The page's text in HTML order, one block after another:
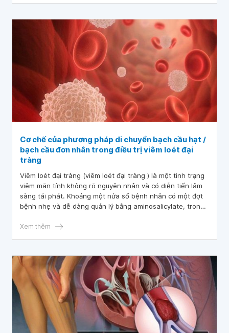
Cơ chế của phương pháp di chuyển bạch cầu hạt /
bạch cầu đơn nhân trong điều trị viêm loét đại
tràng
Viêm loét đại tràng (viêm loét đại tràng ) là một tình trạng
viêm mãn tính không rõ nguyên nhân và có diễn tiến lâm
sàng tái phát. Khoảng một nửa số bệnh nhân có một đợt
bệnh nhẹ và dễ dàng quản lý bằng aminosalicylate, trong
hoặc tiêm tĩnh mạch.
Xem thêm